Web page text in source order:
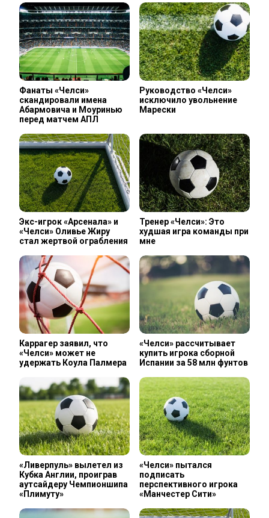
Фанаты «Челси»
скандировали имена
Абармовича и Моуринью
перед матчем АПЛ
Руководство «Челси»
исключило увольнение
Марески
Экс-игрок «Арсенала» и
«Челси» Оливье Жиру
стал жертвой ограбления
Тренер «Челси»: Это
худшая игра команды при
мне
Каррагер заявил, что
«Челси» может не
удержать Коула Палмера
«Челси» рассчитывает
купить игрока сборной
Испании за 58 млн фунтов
«Ливерпуль» вылетел из
Кубка Англии, проиграв
аутсайдеру Чемпионшипа
«Плимуту»
«Челси» пытался
подписать
перспективного игрока
«Манчестер Сити»